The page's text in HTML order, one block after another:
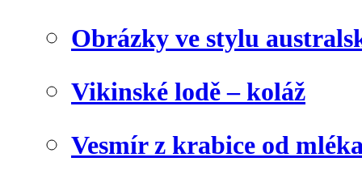
Obrázky ve stylu
Vikinské lodě – koláž
Vesmír z krabice od